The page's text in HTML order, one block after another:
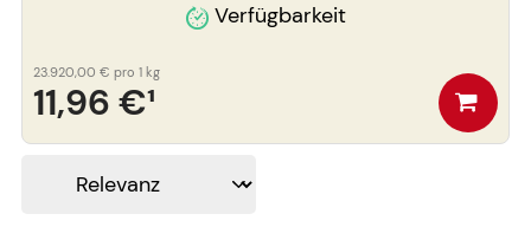
Verfügbarkeit
11,96 €¹
23.920,00 € pro 1 kg